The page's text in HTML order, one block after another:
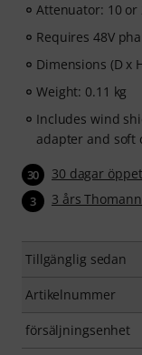
Attenuator: 10 or
Requires 48V
Dimensions (D x
Weight: 0.11 kg
Includes wind
adapter and soft
30 30 dagar
3 3 års
Tillgänglig sedan
Artikelnummer
försäljningsenhet